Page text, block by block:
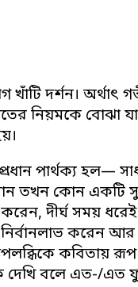
দর্শন। অর্থাৎ
নিয়মকে বোঝা
পার্থক্য হল—
কোন একটি
করেন, দীর্ঘ সময়
নির্বানলাভ করেন
কবিতায়
দেখি বলে এত-/এত